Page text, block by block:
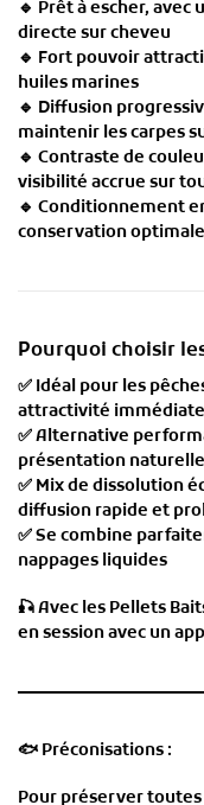
🔹 Prêt à escher, avec
directe sur cheveu
🔹 Fort pouvoir
huiles marines
🔹 Diffusion
maintenir les carpes
🔹 Contraste de
visibilité accrue sur
🔹 Conditionnement
conservation
Pourquoi choisir
✅ Idéal pour les
attractivité immédiate
✅Alternative
présentation naturelle
✅ Mix de dissolution
diffusion rapide et
✅Se combine
nappages liquides
🎣Avec les Pellets
en session avec un
🐟 Préconisations :
Pour préserver